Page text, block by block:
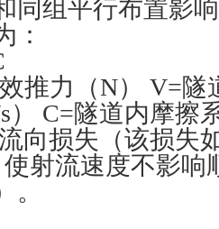
同组平行布置影
：
推力（N） V=隧
） C=隧道内摩擦
向损失（该损失
使射流速度不影响